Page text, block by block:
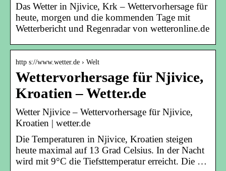
Das Wetter in Njivice, Krk – Wettervorhersage für
heute, morgen und die kommenden Tage mit
Wetterbericht und Regenradar von wetteronline.de
http s://www.wetter.de › Welt
Wettervorhersage für Njivice,
Kroatien – Wetter.de
Wetter Njivice – Wettervorhersage für Njivice,
Kroatien | wetter.de
Die Temperaturen in Njivice, Kroatien steigen
heute maximal auf 13 Grad Celsius. In der Nacht
wird mit 9°C die Tiefsttemperatur erreicht. Die …